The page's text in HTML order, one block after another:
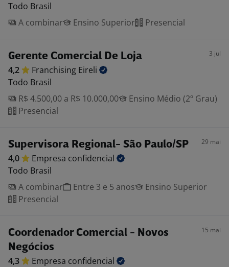
Todo Brasil
A combinar
Ensino Superior Presencial
Gerente Comercial De Loja 3 jul
4,2 Franchising Eireli
Todo Brasil
R$ 4.500,00 a R$ 10.000,00
Ensino Médio (2º Grau)
Presencial
Supervisora Regional- São Paulo/SP 29 mai
4,0 Empresa confidencial
Todo Brasil
A combinar
Entre 3 e 5 anos
Ensino Superior
Presencial
Coordenador Comercial - Novos
Negócios
15 mai
4,3 Empresa confidencial